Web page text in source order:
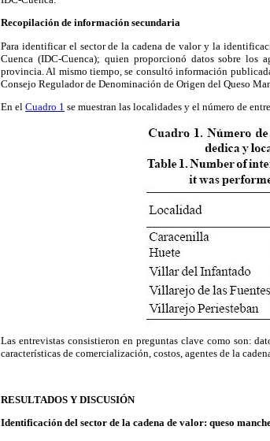
Recopilación de información secundaria
Para identificar el sector de la cadena de valor y la
Cuenca (IDC-Cuenca); quien proporcionó datos sobre los
provincia. Al mismo tiempo, se consultó información
Consejo Regulador de Denominación de Origen del Queso
En el Cuadro 1 se muestran las localidades y el número de
Las entrevistas consistieron en preguntas clave como son:
características de comercialización, costos, agentes de la
RESULTADOS Y DISCUSIÓN
Identificación del sector de la cadena de valor: queso